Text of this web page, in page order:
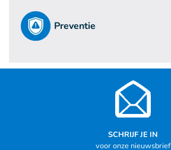
Preventie
SCHRIJF JE IN
voor onze nieuwsbrief